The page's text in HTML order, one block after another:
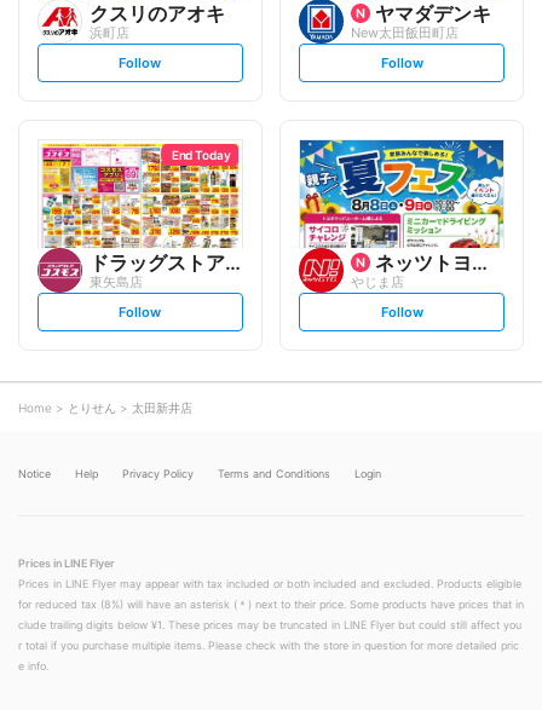
クスリのアオキ
浜町店
s
t
l
o
w
Follow
ヤマダデンキ
New太田飯田町店
s
t
l
o
w
Follow
End Today
ドラッグストアコスモス
東矢島店
s
t
o
w
Follow
ネッツトヨタGTGぐんま
やじま店
s
t
Follow
Home とりせん 太田新井店
Notice Help Privacy Policy Terms and Conditions Login
Prices in LINE Flyer
Prices in LINE Flyer may appear with tax included or both included and excluded. Products eligible
for reduced tax (8%) will have an asterisk (＊) next to their price. Some products have prices that in
clude trailing digits below ¥1. These prices may be truncated in LINE Flyer but could still affect you
r total if you purchase multiple items. Please check with the store in question for more detailed pric
e info.